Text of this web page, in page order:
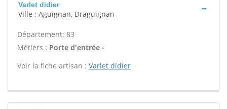
Varlet didier
Ville : Aguignan, Draguignan
Département: 83
Métiers : Porte d'entrée -
Voir la fiche artisan : Varlet didier